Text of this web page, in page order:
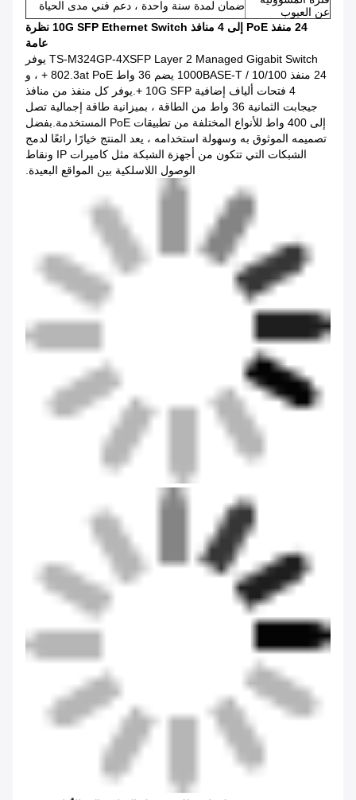
عن العيوب
ضمان لمدة سنة واحدة ، دعم فني مدى الحياة
24 منفذ PoE إلى 4 منافذ 10G SFP Ethernet Switch نظرة
عامة
TS-M324GP-4XSFP Layer 2 Managed Gigabit Switch يوفر
24 منفذ 10/100 / 1000BASE-T يضم 36 واط 802.3at PoE + ، و
4 فتحات ألياف إضافية 10G SFP +.يوفر كل منفذ من منافذ
جيجابت الثمانية 36 واط من الطاقة ، بميزانية طاقة إجمالية تصل
إلى 400 واط للأنواع المختلفة من تطبيقات PoE المستخدمة.بفضل
تصميمه الموثوق به وسهولة استخدامه ، يعد المنتج خيارًا رائعًا لدمج
الشبكات التي تتكون من أجهزة الشبكة مثل كاميرات IP ونقاط
الوصول اللاسلكية بين المواقع البعيدة.